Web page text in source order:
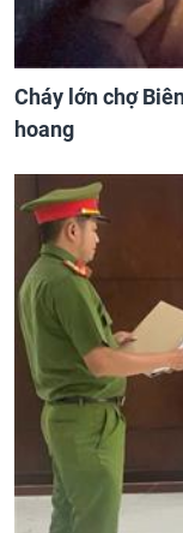
Cháy lớn chợ
hoang